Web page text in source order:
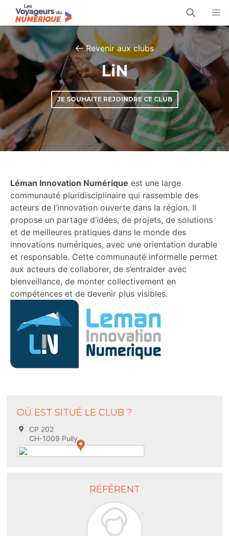
Revenir aux clubs
LiN
JE SOUHAITE REJOINDRE CE CLUB
Léman Innovation Numérique est une large
communauté pluridisciplinaire qui rassemble des
acteurs de l’innovation ouverte dans la région. Il
propose un partage d’idées, de projets, de solutions
et de meilleures pratiques dans le monde des
innovations numériques, avec une orientation durable
et responsable. Cette communauté informelle permet
aux acteurs de collaborer, de s’entraider avec
bienveillance, de monter collectivement en
compétences et de devenir plus visibles.
OÙ EST SITUÉ LE CLUB ?
CP 202
CH-1009 Pully
RÉFÉRENT